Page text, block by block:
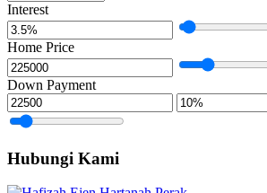
Interest
Home Price
Down Payment
Hubungi Kami